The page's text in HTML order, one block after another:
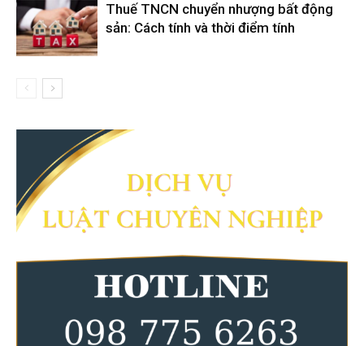
Thuế TNCN chuyển nhượng bất động
sản: Cách tính và thời điểm tính